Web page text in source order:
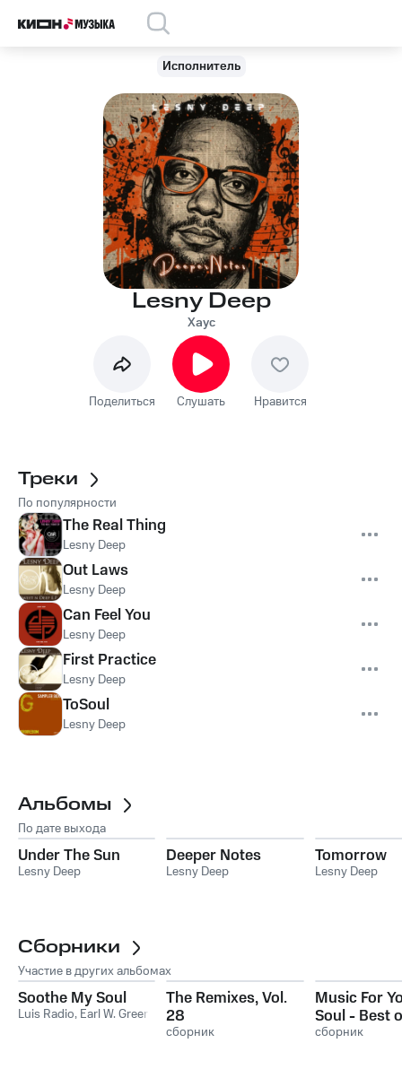
Исполнитель
Lesny Deep
Хаус
Поделиться Слушать Нравится
Треки
По популярности
The Real Thing
Lesny Deep
Out Laws
Lesny Deep
Can Feel You
Lesny Deep
First Practice
Lesny Deep
ToSoul
Lesny Deep
Альбомы
По дате выхода
Under The Sun
Lesny Deep
Deeper Notes
Lesny Deep
Tomorrow
Lesny Deep
Сборники
Участие в других альбомах
Soothe My Soul
Luis Radio, Earl W. Green
The Remixes, Vol.
28
сборник
Music For
Soul - Best
сборник